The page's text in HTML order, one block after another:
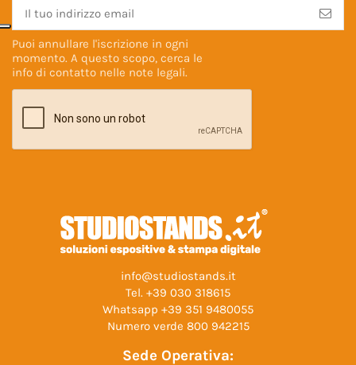
Puoi annullare l'iscrizione in ogni
momento. A questo scopo, cerca le
info di contatto nelle note legali.
info@studiostands.it
Tel. +39 030 318615
Whatsapp +39 351 9480055
Numero verde 800 942215
Sede Operativa: